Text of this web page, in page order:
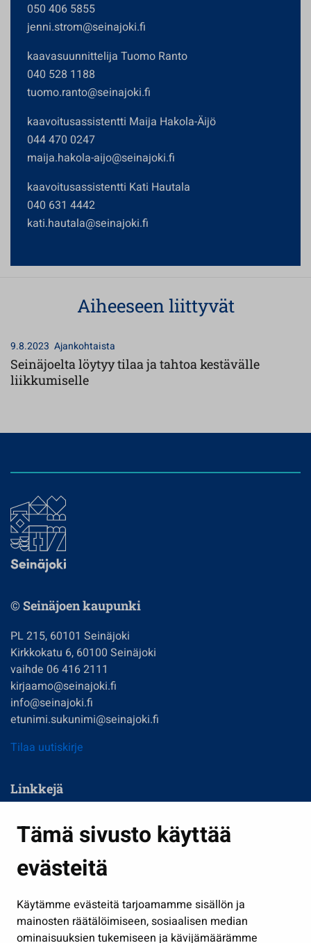
Tämä sivusto käyttää
evästeitä
Käytämme evästeitä tarjoamamme sisällön ja
mainosten räätälöimiseen, sosiaalisen median
ominaisuuksien tukemiseen ja kävijämäärämme
050 406 5855
jenni.strom@seinajoki.fi
kaavasuunnittelija Tuomo Ranto
040 528 1188
tuomo.ranto@seinajoki.fi
kaavoitusassistentti Maija Hakola-Äijö
044 470 0247
maija.hakola-aijo@seinajoki.fi
kaavoitusassistentti Kati Hautala
040 631 4442
kati.hautala@seinajoki.fi
Aiheeseen liittyvät
9.8.2023 Ajankohtaista
Seinäjoelta löytyy tilaa ja tahtoa kestävälle
liikkumiselle
© Seinäjoen kaupunki
PL 215, 60101 Seinäjoki
Kirkkokatu 6, 60100 Seinäjoki
vaihde 06 416 2111
kirjaamo@seinajoki.fi
info@seinajoki.fi
etunimi.sukunimi@seinajoki.fi
Tilaa uutiskirje
Linkkejä
Kasvatus ja opetus
Kulttuuri ja liikunta
Työ ja yrittäminen
Osallistu ja asioi